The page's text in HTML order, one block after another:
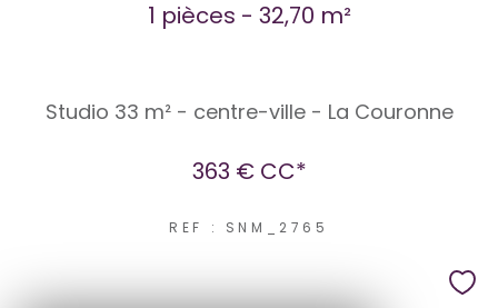
1 pièces - 32,70 m²
Studio 33 m² - centre-ville - La Couronne
363 € CC*
REF : SNM_2765